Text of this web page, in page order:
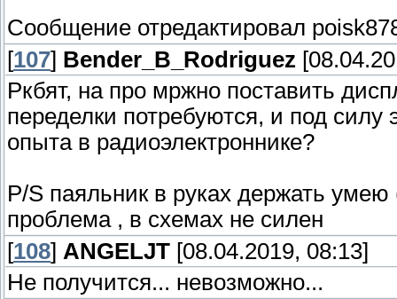
Сообщение отредактировал
[107] Bender_B_Rodriguez
Ркбят, на про мржно поставить
переделки потребуются, и под
опыта в радиоэлектроннике?
P/S паяльник в руках держать
проблема , в схемах не силен
[108] ANGELJT [08.04.2019, 08:13]
Не получится... невозможно...